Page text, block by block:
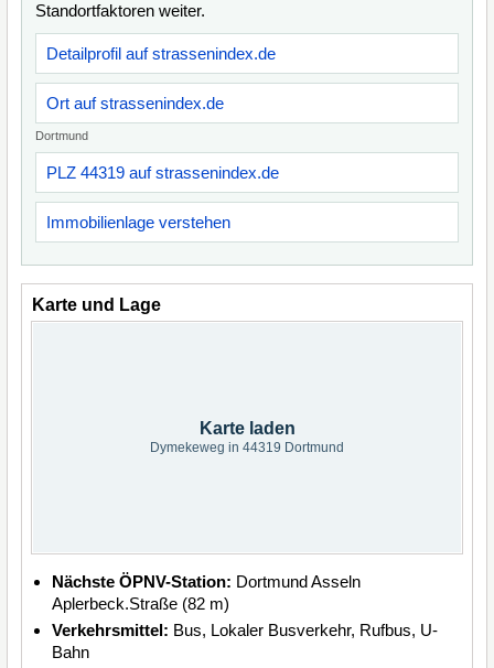
Standortfaktoren weiter.
Detailprofil auf strassenindex.de
Ort auf strassenindex.de
Dortmund
PLZ 44319 auf strassenindex.de
Immobilienlage verstehen
Karte und Lage
Karte laden
Dymekeweg in 44319 Dortmund
Nächste ÖPNV-Station: Dortmund Asseln
Aplerbeck.Straße (82 m)
Verkehrsmittel: Bus, Lokaler Busverkehr, Rufbus, U-
Bahn